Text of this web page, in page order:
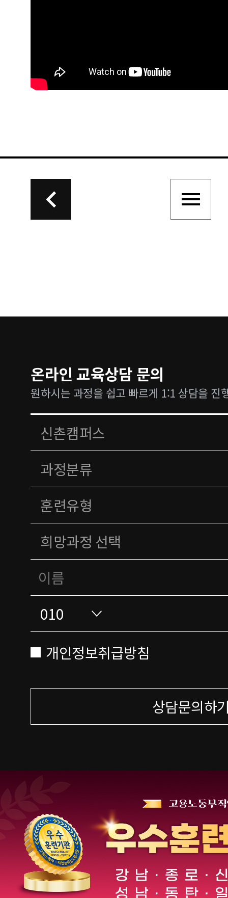
온라인 교육상담 문의
원하시는 과정을 쉽고 빠르게 1:1 상담을 진
개인정보취급방침
상담문의하